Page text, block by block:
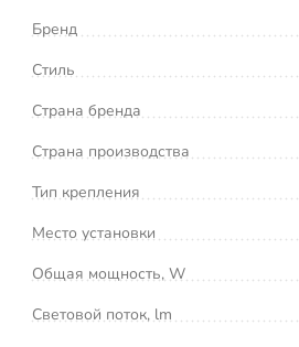
Бренд
Стиль
Страна бренда
Страна производства
Тип крепления
Место установки
Общая мощность, W
Световой поток, lm